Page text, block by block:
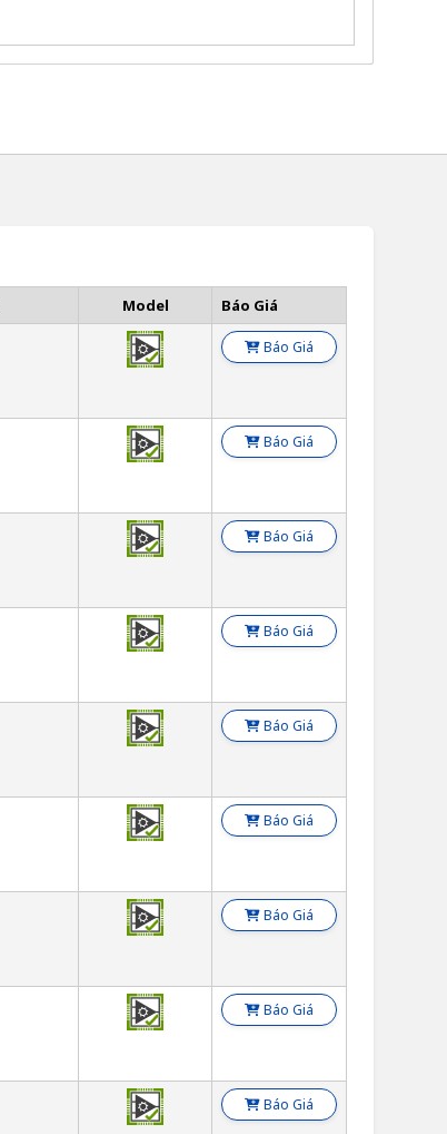
Model Báo Giá
Báo Giá
Báo Giá
Báo Giá
Báo Giá
Báo Giá
Báo Giá
Báo Giá
Báo Giá
Báo Giá